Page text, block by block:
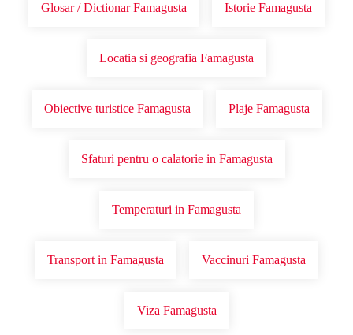
Glosar / Dictionar Famagusta Istorie Famagusta
Locatia si geografia Famagusta
Obiective turistice Famagusta Plaje Famagusta
Sfaturi pentru o calatorie in Famagusta
Temperaturi in Famagusta
Transport in Famagusta Vaccinuri Famagusta
Viza Famagusta